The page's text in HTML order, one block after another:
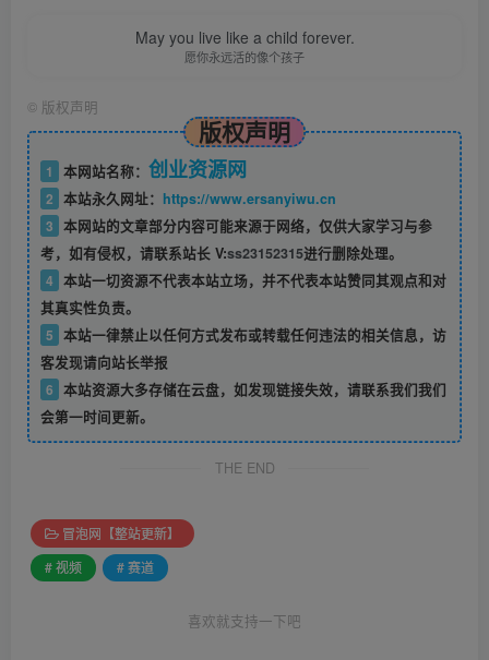
May you live like a child forever.
愿你永远活的像个孩子
© 版权声明
版权声明
1 本网站名称： 创业资源网
2 本站永久网址： https://www.ersanyiwu.cn
3 本网站的文章部分内容可能来源于网络，仅供大家学习与参
考，如有侵权，请联系站长 V:ss23152315进行删除处理。
4 本站一切资源不代表本站立场，并不代表本站赞同其观点和对
其真实性负责。
5 本站一律禁止以任何方式发布或转载任何违法的相关信息，访
客发现请向站长举报
6 本站资源大多存储在云盘，如发现链接失效，请联系我们我们
会第一时间更新。
THE END
冒泡网【整站更新】
# 视频
# 赛道
喜欢就支持一下吧